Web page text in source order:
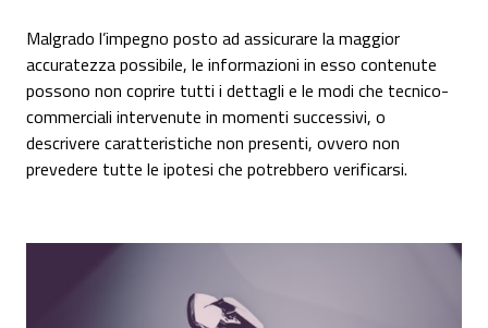
Malgrado l’impegno posto ad assicurare la maggior
accuratezza possibile, le informazioni in esso contenute
possono non coprire tutti i dettagli e le modi che tecnico-
commerciali intervenute in momenti successivi, o
descrivere caratteristiche non presenti, ovvero non
prevedere tutte le ipotesi che potrebbero verificarsi.